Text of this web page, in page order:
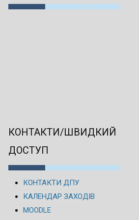
КОНТАКТИ/ШВИДКИЙ
ДОСТУП
КОНТАКТИ ДПУ
КАЛЕНДАР ЗАХОДІВ
MOODLE